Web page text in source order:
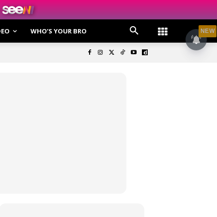
Privasi
WHO’S YOUR BRO NEW